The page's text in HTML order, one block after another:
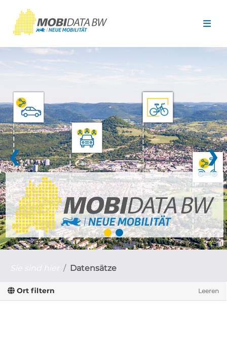
❮ ❯
Datensätze
Ort filtern Leeren